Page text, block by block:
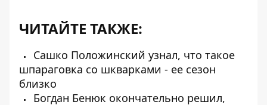
ЧИТАЙТЕ ТАКЖЕ:
Сашко Положинский узнал, что такое
шпараговка со шкварками - ее сезон
близко
Богдан Бенюк окончательно решил,